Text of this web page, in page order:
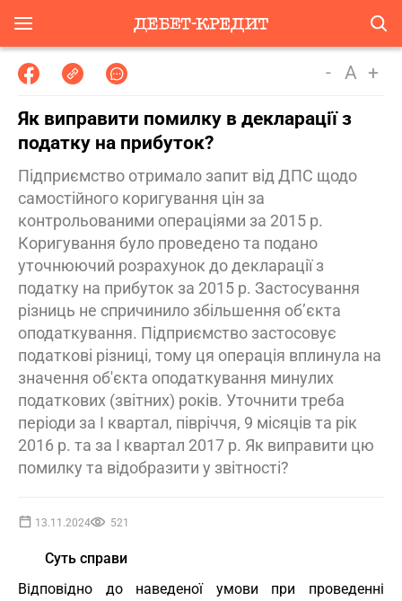
- A +
Як виправити помилку в декларації з
податку на прибуток?
Підприємство отримало запит від ДПС щодо
самостійного коригування цін за
контрольованими операціями за 2015 р.
Коригування було проведено та подано
уточнюючий розрахунок до декларації з
податку на прибуток за 2015 р. Застосування
різниць не спричинило збільшення об’єкта
оподаткування. Підприємство застосовує
податкові різниці, тому ця операція вплинула на
значення об'єкта оподаткування минулих
податкових (звітних) років. Уточнити треба
періоди за І квартал, півріччя, 9 місяців та рік
2016 р. та за І квартал 2017 р. Як виправити цю
помилку та відобразити у звітності?
13.11.2024 521
Суть справи
Відповідно до наведеної умови при проведенні